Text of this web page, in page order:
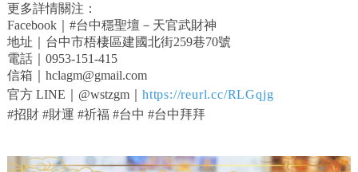
更多詳情關注：
Facebook｜#台中穩聖壇－天官武財神
地址｜台中市梧棲區建國北街259巷70號
電話｜0953-151-415
信箱｜hclagm@gmail.com
官方 LINE｜@wstzgm｜ https://reurl.cc/RLGqjg
#招財 #財運 #祈福 #台中 #台中拜拜